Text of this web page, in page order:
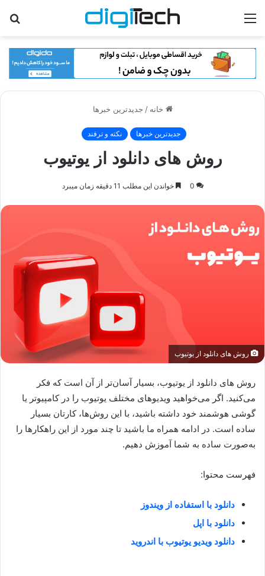
منو
خانه / جدیدترین خبرها
جدیدترین خبرها نکته و ترفند
روش های دانلود از یوتیوب
0 خواندن این مطلب 11 دقیقه زمان میبرد
روش های دانلود از یوتیوب
روش های دانلود از یوتیوب، بسیار آسان‌تر از آن است که فکر
می‌کنید. اگر می‌خواهید ویدیو‌های مختلف یوتیوب را در کامپیوتر یا
گوشی هوشمند خود داشته باشید، با این روش‌ها، کارتان بسیار
ساده است. در ادامه همراه ما باشید تا چند مورد از این راهکارها را
به‌صورت ساده به شما آموزش دهیم.
فهرست محتوا:
دانلود با استفاده از ویندوز
دانلود با اپل
دانلود ویدیو یوتیوب با اندروید